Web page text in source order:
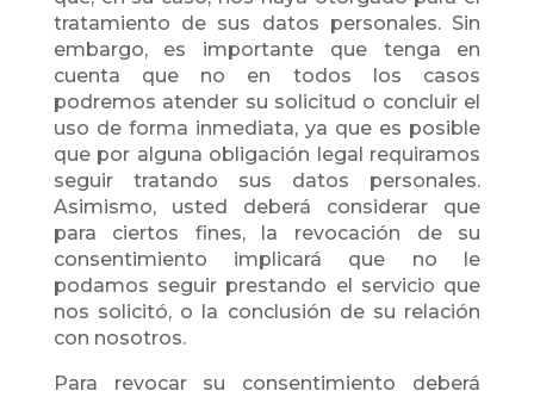
tratamiento de sus datos personales. Sin
embargo, es importante que tenga en
cuenta que no en todos los casos
podremos atender su solicitud o concluir el
uso de forma inmediata, ya que es posible
que por alguna obligación legal requiramos
seguir tratando sus datos personales.
Asimismo, usted deberá considerar que
para ciertos fines, la revocación de su
consentimiento implicará que no le
podamos seguir prestando el servicio que
nos solicitó, o la conclusión de su relación
con nosotros.
Para revocar su consentimiento deberá